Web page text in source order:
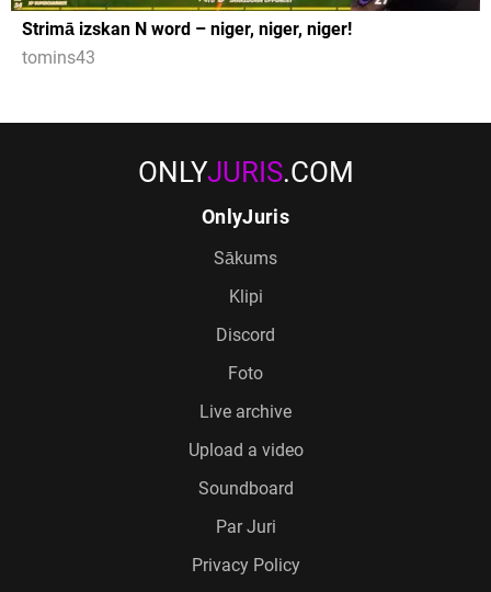
Strimā izskan N word – niger, niger, niger!
tomins43
ONLYJURIS.COM
OnlyJuris
Sākums
Klipi
Discord
Foto
Live archive
Upload a video
Soundboard
Par Juri
Privacy Policy